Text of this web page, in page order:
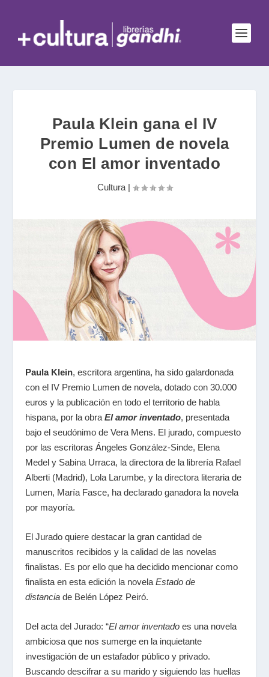
Paula Klein gana el IV
Premio Lumen de novela
con El amor inventado
Cultura|
Paula Klein, escritora argentina, ha sido galardonada
con el IV Premio Lumen de novela, dotado con 30.000
euros y la publicación en todo el territorio de habla
hispana, por la obraEl amor inventado, presentada
bajo el seudónimo de Vera Mens. El jurado, compuesto
por las escritoras Ángeles González-Sinde, Elena
Medel y Sabina Urraca, la directora de la librería Rafael
Alberti (Madrid), Lola Larumbe, y la directora literaria de
Lumen, María Fasce, ha declarado ganadora la novela
por mayoría.
El Jurado quiere destacar la gran cantidad de
manuscritos recibidos y la calidad de las novelas
finalistas. Es por ello que ha decidido mencionar como
finalista en esta edición la novelaEstado de
distancia de Belén López Peiró.
Del acta del Jurado: “El amor inventado es una novela
ambiciosa que nos sumerge en la inquietante
investigación de un estafador público y privado.
Buscando descifrar a su marido y siguiendo las huellas